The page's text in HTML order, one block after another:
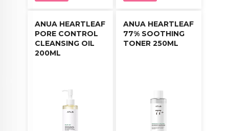
ANUA HEARTLEAF
PORE CONTROL
CLEANSING OIL
200ML
ANUA HEARTLEAF
77% SOOTHING
TONER 250ML